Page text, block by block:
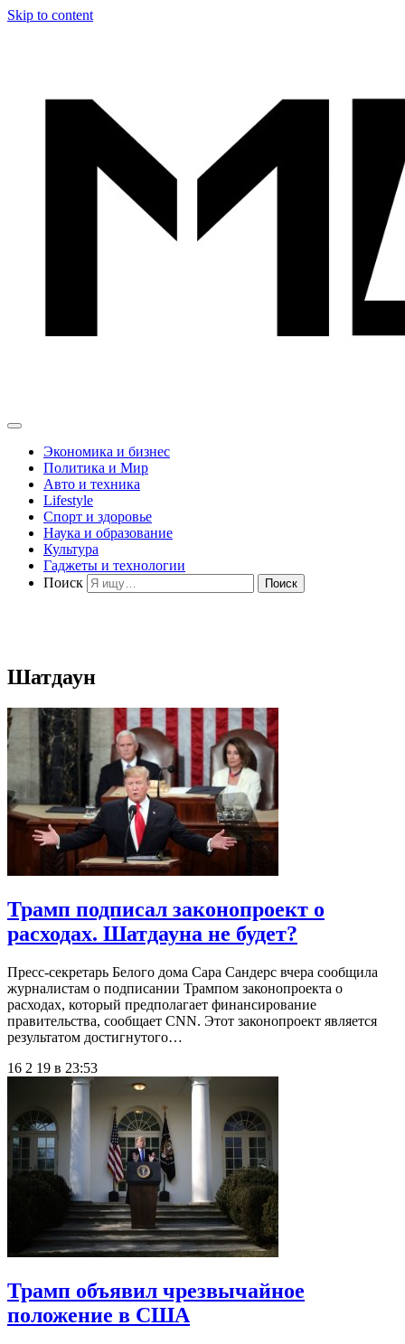
Skip to content
Экономика и бизнес
Политика и Мир
Авто и техника
Lifestyle
Спорт и здоровье
Наука и образование
Культура
Гаджеты и технологии
Поиск
Шатдаун
Трамп подписал законопроект о
расходах. Шатдауна не будет?
Пресс-секретарь Белого дома Сара Сандерс вчера сообщила
журналистам о подписании Трампом законопроекта о
расходах, который предполагает финансирование
правительства, сообщает CNN. Этот законопроект является
результатом достигнутого…
16 2 19 в 23:53
Трамп объявил чрезвычайное
положение в США